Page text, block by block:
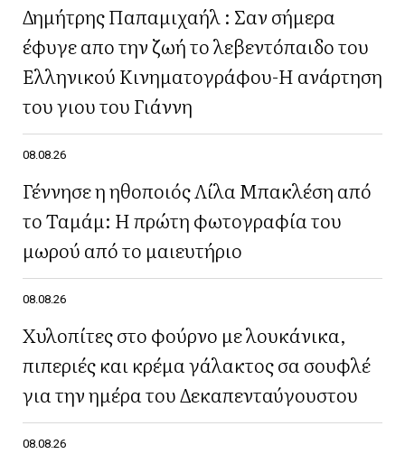
Δημήτρης Παπαμιχαήλ : Σαν σήμερα
έφυγε απο την ζωή το λεβεντόπαιδο του
Ελληνικού Κινηματογράφου-Η ανάρτηση
του γιου του Γιάννη
08.08.26
Γέννησε η ηθοποιός Λίλα Μπακλέση από
το Ταμάμ: Η πρώτη φωτογραφία του
μωρού από το μαιευτήριο
08.08.26
Χυλοπίτες στο φούρνο με λουκάνικα,
πιπεριές και κρέμα γάλακτος σα σουφλέ
για την ημέρα του Δεκαπενταύγουστου
08.08.26